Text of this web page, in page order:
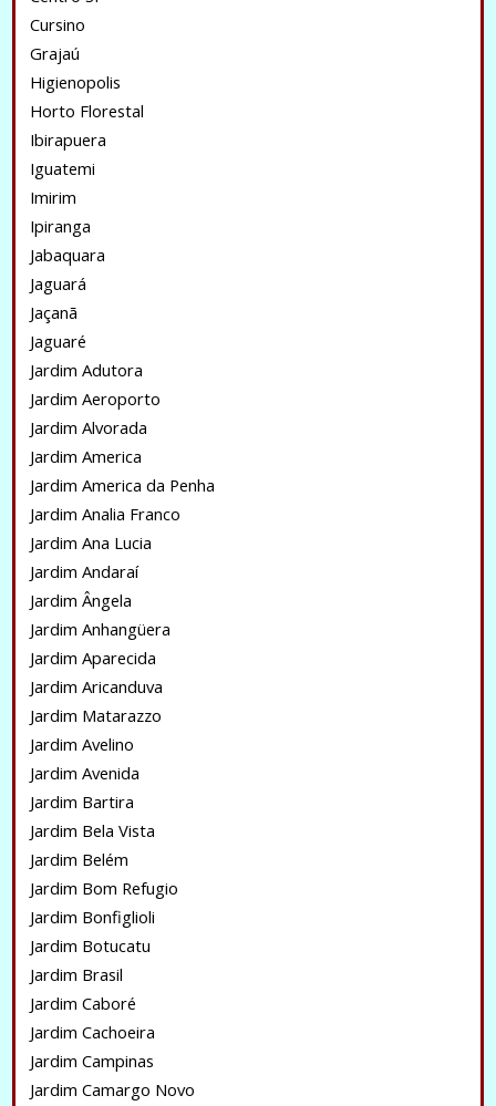
Cursino
Grajaú
Higienopolis
Horto Florestal
Ibirapuera
Iguatemi
Imirim
Ipiranga
Jabaquara
Jaguará
Jaçanã
Jaguaré
Jardim Adutora
Jardim Aeroporto
Jardim Alvorada
Jardim America
Jardim America da Penha
Jardim Analia Franco
Jardim Ana Lucia
Jardim Andaraí
Jardim Ângela
Jardim Anhangüera
Jardim Aparecida
Jardim Aricanduva
Jardim Matarazzo
Jardim Avelino
Jardim Avenida
Jardim Bartira
Jardim Bela Vista
Jardim Belém
Jardim Bom Refugio
Jardim Bonfiglioli
Jardim Botucatu
Jardim Brasil
Jardim Caboré
Jardim Cachoeira
Jardim Campinas
Jardim Camargo Novo